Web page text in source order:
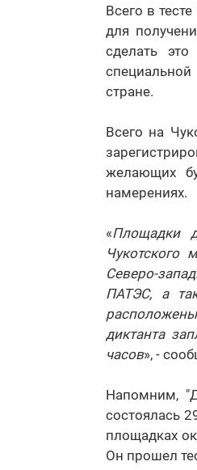
Всего в
для
сделать
стране.
Всего на
желающих
намерениях.
«Площадки
Чукотского
Северо-
ПАТЭС, а
диктанта
часов», -
Напомним,
состоялась
площадках
Он прошел